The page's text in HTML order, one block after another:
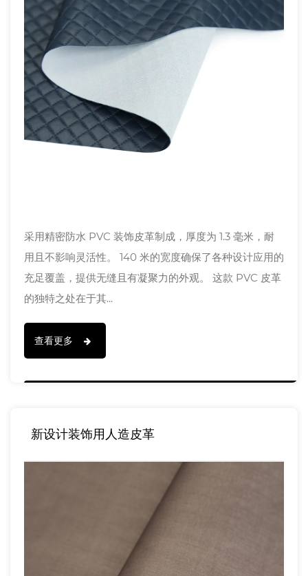
采用精密防水 PVC 装饰皮革制成，厚度为 1.3 毫米，耐
用且不影响灵活性。 140 米的宽度确保了各种设计应用的
充足覆盖，提供无缝且有凝聚力的外观。 这款 PVC 皮革
的独特之处在于其...
查看更多
新设计装饰用人造皮革